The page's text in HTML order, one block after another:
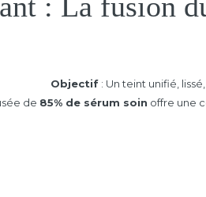
Objectif : Un teint unifié,
de 85% de sérum soin offre une